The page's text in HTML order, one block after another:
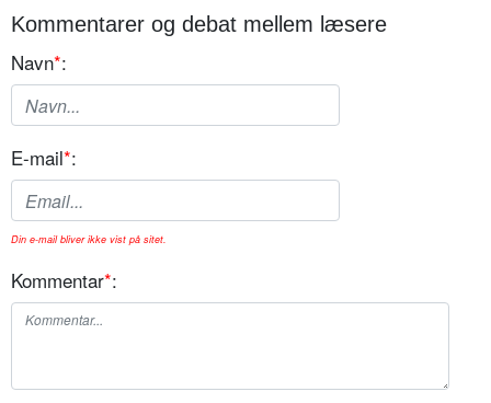
Kommentarer og debat mellem læsere
Navn*:
E-mail*:
Din e-mail bliver ikke vist på sitet.
Kommentar*: